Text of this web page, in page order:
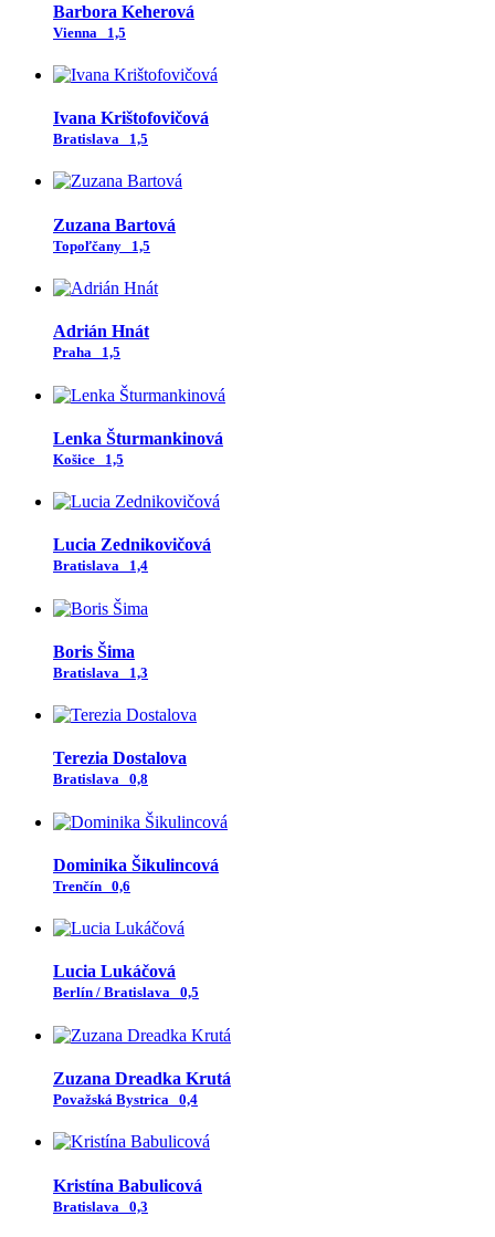
Barbora Keherová
Vienna 1,5
Ivana Krištofovičová
Bratislava 1,5
Zuzana Bartová
Topoľčany 1,5
Adrián Hnát
Praha 1,5
Lenka Šturmankinová
Košice 1,5
Lucia Zednikovičová
Bratislava 1,4
Boris Šima
Bratislava 1,3
Terezia Dostalova
Bratislava 0,8
Dominika Šikulincová
Trenčín 0,6
Lucia Lukáčová
Berlín / Bratislava 0,5
Zuzana Dreadka Krutá
Považská Bystrica 0,4
Kristína Babulicová
Bratislava 0,3